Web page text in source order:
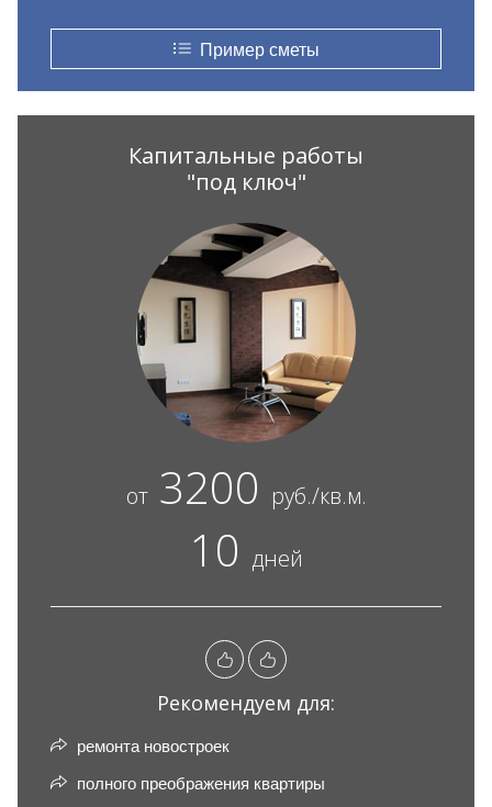
Пример сметы
Капитальные работы
"под ключ"
от3200 руб./кв.м.
10 дней
Рекомендуем для:
ремонта новостроек
полного преображения квартиры